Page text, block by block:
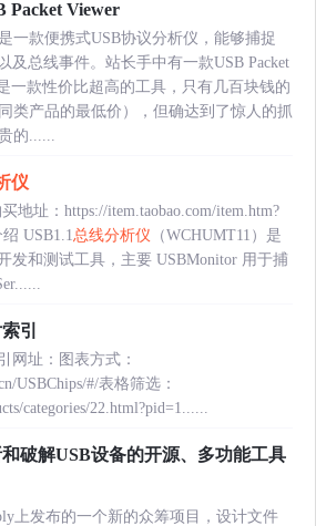
Packet Viewer
一款便携式USB协议分析仪，能够捕捉
及总线事件。站长手中有一款USB Packet
一款性价比超高的工具，只有几百块钱的
类产品的最低价），但确达到了惊人的抓
的......
仪
地址：https://item.taobao.com/item.htm?
USB1.1 总线分析仪 （WCHUMT11）是
发和测试工具，主要 USBMonitor 用于捕
引
网址：图表方式：
USBChips/#/表格筛选：
categories/22.html?pid=1......
破解USB设备的开源、多功能工具
上发布的一个新的众筹项目，设计文件